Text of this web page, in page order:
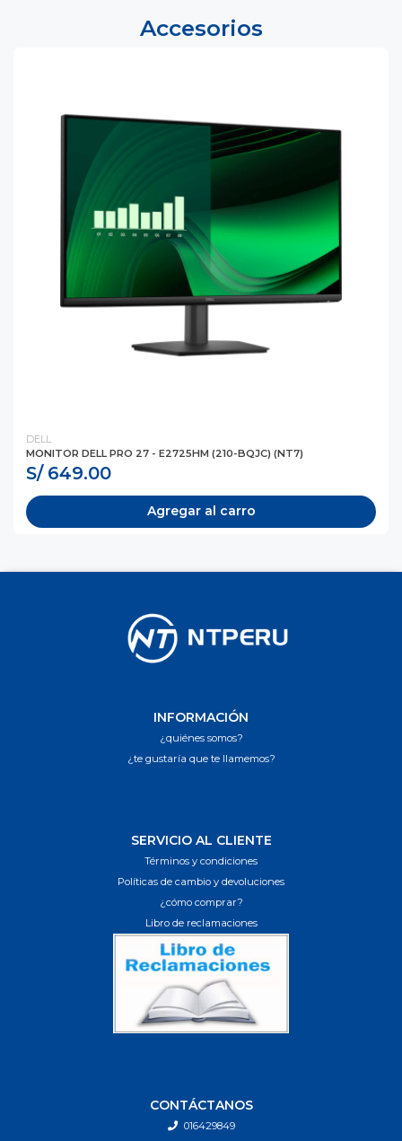
Accesorios
DELL
MONITOR DELL PRO 27 - E2725HM (210-BQJC) (NT7)
S/ 649.00
Agregar al carro
INFORMACIÓN
¿quiénes somos?
¿te gustaría que te llamemos?
SERVICIO AL CLIENTE
Términos y condiciones
Políticas de cambio y devoluciones
¿cómo comprar?
Libro de reclamaciones
CONTÁCTANOS
016429849